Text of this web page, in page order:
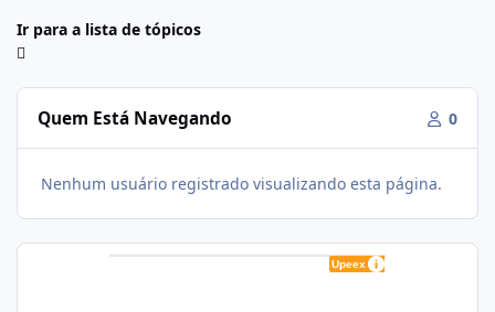
Ir para a lista de tópicos
Quem Está Navegando 0
Nenhum usuário registrado visualizando esta página.